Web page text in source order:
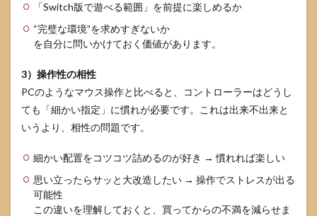
「Switch版で遊べる範囲」を前提に楽しめるか
“完璧な環境”を求めすぎないか
を自分に問いかけておく価値があります。
3）操作性の相性
PCのようなマウス操作と比べると、コントローラーはどうし
ても「細かい指定」に慣れが必要です。これは出来不出来と
いうより、相性の問題です。
細かい配置をコツコツ詰めるのが好き → 慣れれば楽しい
思い立ったらサッと大改造したい → 操作でストレスが出る
可能性
この違いを理解しておくと、買ってからの不満を減らせま